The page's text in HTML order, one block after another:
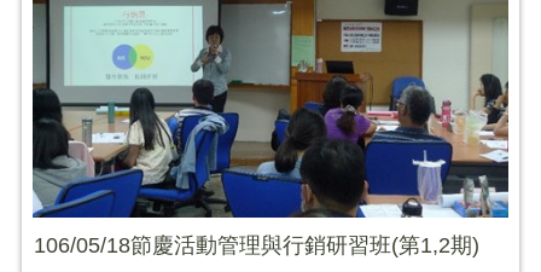
106/05/18節慶活動管理與行銷研習班(第1,2期)